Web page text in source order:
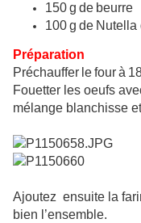
150 g de beurre
100 g de
Préparation
Préchauffer le four à
Fouetter les oeufs
mélange blanchisse
Ajoutez ensuite la
bien l’ensemble.